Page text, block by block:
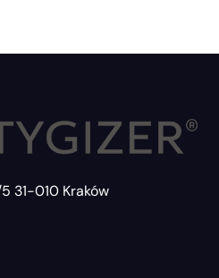
31-010 Kraków